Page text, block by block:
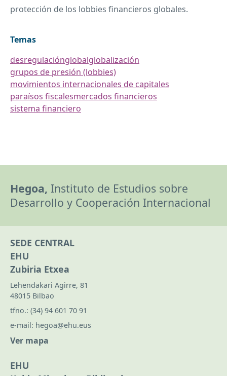
protección de los lobbies financieros globales.
Temas
desregulaciónglobalglobalización
grupos de presión (lobbies)
movimientos internacionales de capitales
paraísos fiscalesmercados financieros
sistema financiero
Hegoa, Instituto de Estudios sobre
Desarrollo y Cooperación Internacional
SEDE CENTRAL
EHU
Zubiria Etxea
Lehendakari Agirre, 81
48015 Bilbao
tfno.: (34) 94 601 70 91
e-mail: hegoa@ehu.eus
Ver mapa
EHU